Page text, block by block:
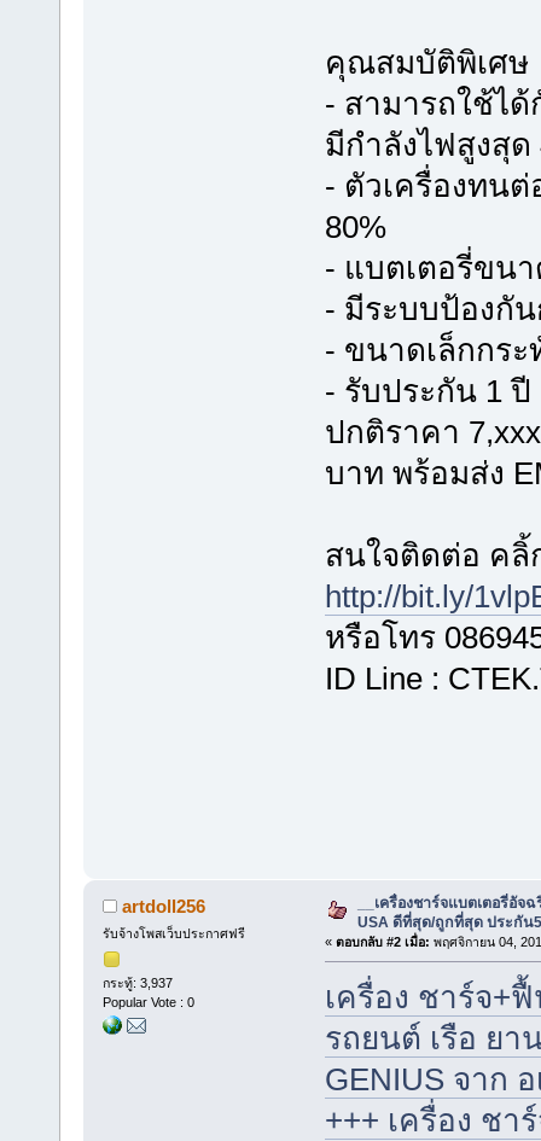
คุณสมบัติพิเศษ
- สามารถใช้ไ
มีกำลังไฟสูงสุด
- ตัวเครื่องทน
80%
- แบตเตอรี่ขนา
- มีระบบป้องกั
- ขนาดเล็กกร
- รับประกัน 1 ปี
ปกติราคา
บาท พร้อมส่ง
สนใจติดต่อ คลิ้
http://bit.ly/
หรือโทร
ID Line :
artdoll256
รับจ้างโพสเว็บประกาศฟรี
กระทู้: 3,937
Popular Vote : 0
__เครื่องชาร์จแบตเตอรี่อัจ
USA ดีที่สุด/ถูกที่สุด ประกัน
« ตอบกลับ #2 เมื่อ: พฤศจิกายน 04,
เครื่อง ชาร์จ+
รถยนต์ เรือ ย
GENIUS จาก
+++ เครื่อง ชา